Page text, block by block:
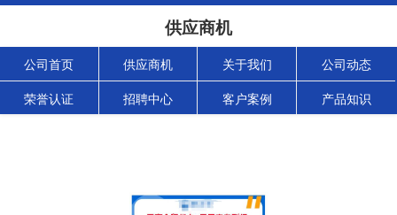
供应商机
公司首页 供应商机 关于我们 公司动态
荣誉认证 招聘中心 客户案例 产品知识